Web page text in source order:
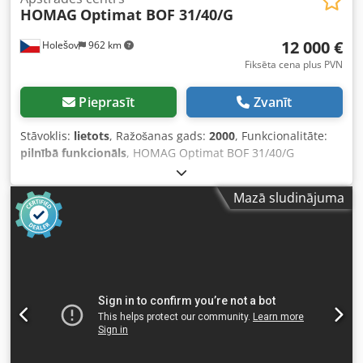
Holešov 962 km
HOMAG Optimat BOF 31/40/G
12 000 €
Fiksēta cena plus PVN
Pieprasīt Zvanīt
Stāvoklis: lietots, Ražošanas gads: 2000, Funkcionalitāte:
pilnībā funkcionāls, HOMAG Optimat BOF 31/40/G
Ražotājs: HOMAG Group (Vācija) Iekārtas tips: CNC
apstrādes centrs (stacionāra iekārta) Ražošanas gads: 2000
Konstrukcija: Portāla konstrukcija, kas nodrošina
maksimālu stabilitāti Darba diapazons (X, Y, Z asis) • X ass
(garums): 4000 mm • Y ass (platums): 1200 mm • Z ass
dzesēta elektrovārpsta (jauda 11 kW) • Instrumentu
stiprinājums: HSK F63 • Instrumentu maiņas mehānisms:
Disku tipa maiņas mehānisms ar 12 pozīcijām, kas
Mazā sludinājuma